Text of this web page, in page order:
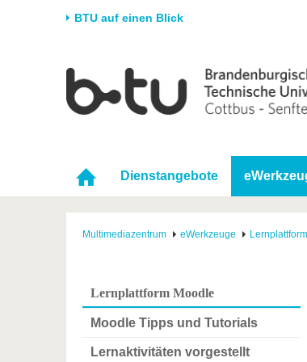
BTU auf einen Blick
Universität
Karriere & Engagement
Partnerschaften &
Strukturwandel
Forschung
Förderung
Wissenschaftlicher
Nachwuchs
Dienstangebote
Multimediazentrum eWerkzeuge
Lernplattform Moodle
Moodle Tipps und Tutorials
Lernaktivitäten vorgestellt